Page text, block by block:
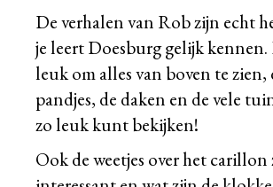
De verhalen van Rob zijn echt
je leert Doesburg gelijk kennen.
leuk om alles van boven te zien,
pandjes, de daken en de vele
zo leuk kunt bekijken!
Ook de weetjes over het carillon